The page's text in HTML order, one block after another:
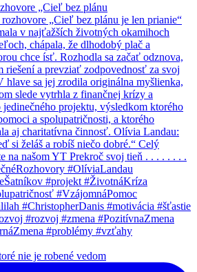
„Cieľ bez plánu
nie je robené vedom